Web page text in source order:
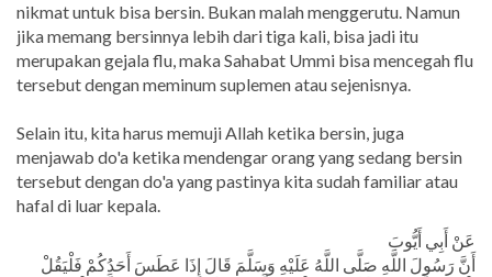
nikmat untuk bisa bersin. Bukan malah menggerutu. Namun
jika memang bersinnya lebih dari tiga kali, bisa jadi itu
merupakan gejala flu, maka Sahabat Ummi bisa mencegah flu
tersebut dengan meminum suplemen atau sejenisnya.
Selain itu, kita harus memuji Allah ketika bersin, juga
menjawab do'a ketika mendengar orang yang sedang bersin
tersebut dengan do'a yang pastinya kita sudah familiar atau
hafal di luar kepala.
عَنْ أَبِي أَيُّوبَ
أَنَّ رَسُولَ اللَّهِ صَلَّى اللَّهُ عَلَيْهِ وَسَلَّمَ قَالَ إِذَا عَطَسَ أَحَدُكُمْ فَلْيَقُلْ